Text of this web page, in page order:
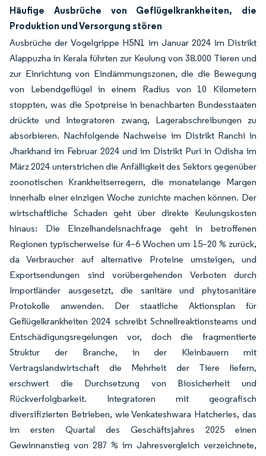
Häufige Ausbrüche von Geflügelkrankheiten, die
Produktion und Versorgung stören
Ausbrüche der Vogelgrippe H5N1 im Januar 2024 im Distrikt
Alappuzha in Kerala führten zur Keulung von 38.000 Tieren und
zur Einrichtung von Eindämmungszonen, die die Bewegung
von Lebendgeflügel in einem Radius von 10 Kilometern
stoppten, was die Spotpreise in benachbarten Bundesstaaten
drückte und Integratoren zwang, Lagerabschreibungen zu
absorbieren. Nachfolgende Nachweise im Distrikt Ranchi in
Jharkhand im Februar 2024 und im Distrikt Puri in Odisha im
März 2024 unterstrichen die Anfälligkeit des Sektors gegenüber
zoonotischen Krankheitserregern, die monatelange Margen
innerhalb einer einzigen Woche zunichte machen können. Der
wirtschaftliche Schaden geht über direkte Keulungskosten
hinaus: Die Einzelhandelsnachfrage geht in betroffenen
Regionen typischerweise für 4–6 Wochen um 15–20 % zurück,
da Verbraucher auf alternative Proteine umsteigen, und
Exportsendungen sind vorübergehenden Verboten durch
Importländer ausgesetzt, die sanitäre und phytosanitäre
Protokolle anwenden. Der staatliche Aktionsplan für
Geflügelkrankheiten 2024 schreibt Schnellreaktionsteams und
Entschädigungsregelungen vor, doch die fragmentierte
Struktur der Branche, in der Kleinbauern mit
Vertragslandwirtschaft die Mehrheit der Tiere liefern,
erschwert die Durchsetzung von Biosicherheit und
Rückverfolgbarkeit. Integratoren mit geografisch
diversifizierten Betrieben, wie Venkateshwara Hatcheries, das
im ersten Quartal des Geschäftsjahres 2025 einen
Gewinnanstieg von 287 % im Jahresvergleich verzeichnete,